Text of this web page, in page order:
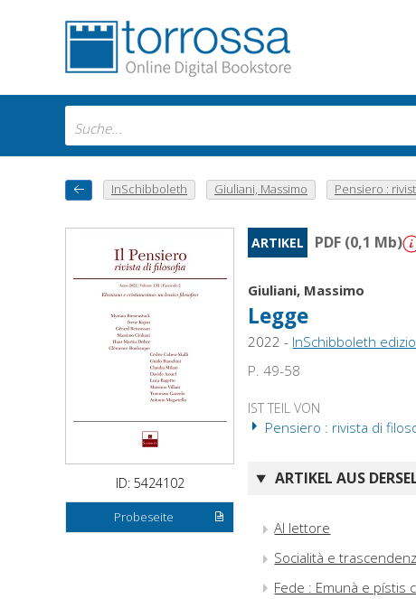
InSchibboleth Giuliani, Massimo Pensiero :
ID: 5424102
Probeseite
ARTIKEL PDF (0,1 Mb)
Giuliani, Massimo
Legge
2022 - InSchibboleth
P. 49-58
IST TEIL VON
Pensiero : rivista di
ARTIKEL AUS
Al lettore
Socialità e
Fede : Emunà e pístis